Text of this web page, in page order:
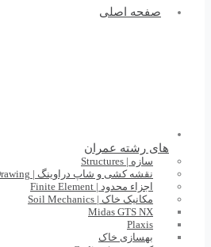
صفحه اصلی
های رشته عمران
سازه | Structures
نقشه کشی و شاپ دراوینگ | Shop Drawing
اجزاء محدود | Finite Element
مکانیک خاک | Soil Mechanics
Midas GTS NX
Plaxis
بهسازی خاک